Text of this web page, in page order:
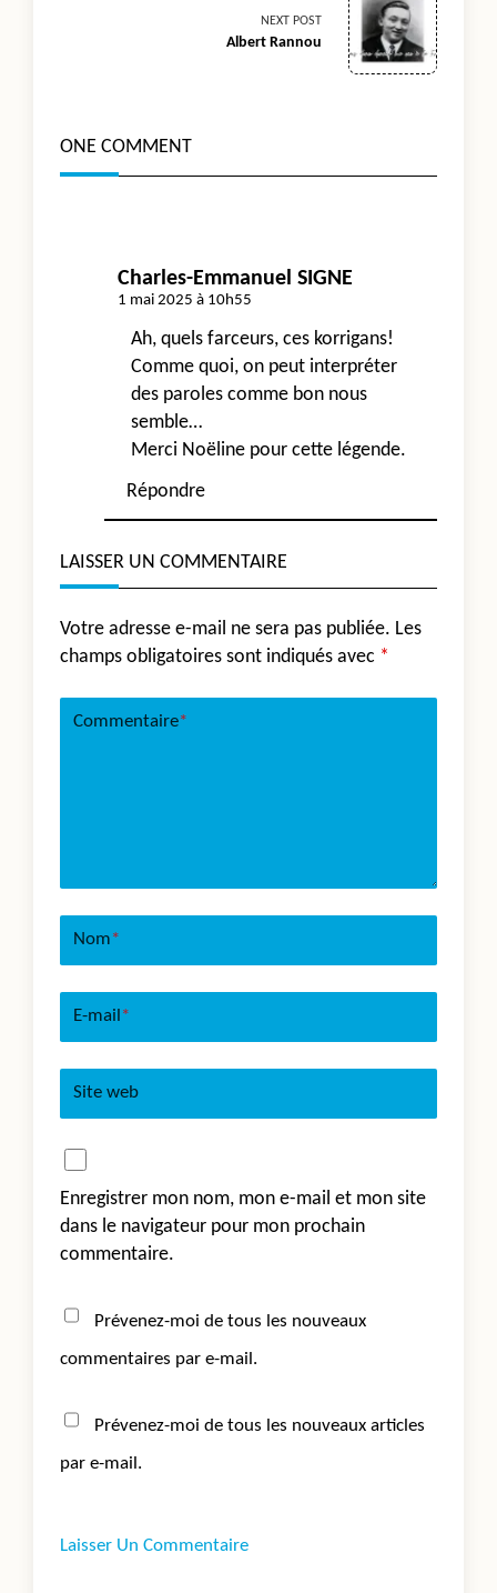
reader-
NEXT POST
Albert Rannou
ONE COMMENT
Charles-Emmanuel SIGNE
1 mai 2025 à 10h55
Ah, quels farceurs, ces korrigans!
Comme quoi, on peut interpréter
des paroles comme bon nous
semble…
Merci Noëline pour cette légende.
Répondre
LAISSER UN COMMENTAIRE
Votre adresse e-mail ne sera pas publiée. Les
champs obligatoires sont indiqués avec *
Commentaire*
Nom*
E-mail*
Site web
Enregistrer mon nom, mon e-mail et mon site
dans le navigateur pour mon prochain
commentaire.
Prévenez-moi de tous les nouveaux
commentaires par e-mail.
Prévenez-moi de tous les nouveaux articles
par e-mail.